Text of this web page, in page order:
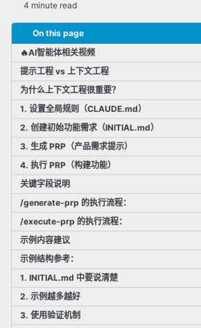
✅ 微调(Fine-Tuning)
✅ 其他AI相关技术
✅ 研究动态
✅ 新技术追踪
4 minute read
On this page
🔥AI智能体相关视频
提示工程 vs 上下文工程
为什么上下文工程很重要？
1. 设置全局规则（CLAUDE.md）
2. 创建初始功能需求（INITIAL.md）
3. 生成 PRP（产品需求提示）
4. 执行 PRP（构建功能）
关键字段说明
/generate-prp 的执行流程：
/execute-prp 的执行流程：
示例内容建议
示例结构参考：
1. INITIAL.md 中要说清楚
2. 示例越多越好
3. 使用验证机制